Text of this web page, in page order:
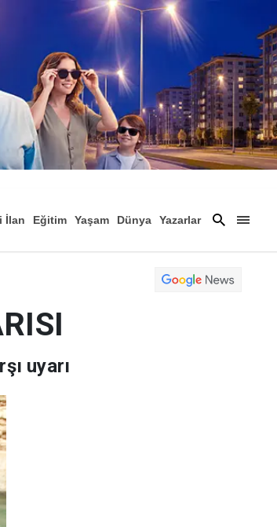
İlan Eğitim Yaşam
Dünya
Yazarlar
uyarı